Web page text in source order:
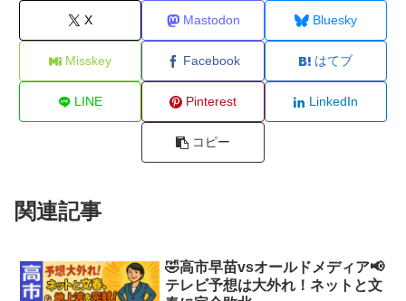
X Mastodon Bluesky
Misskey Facebook はてブ
LINE Pinterest LinkedIn
コピー
関連記事
🤣高市早苗vsオールドメディア📢
テレビ予想は大外れ！ネットと文